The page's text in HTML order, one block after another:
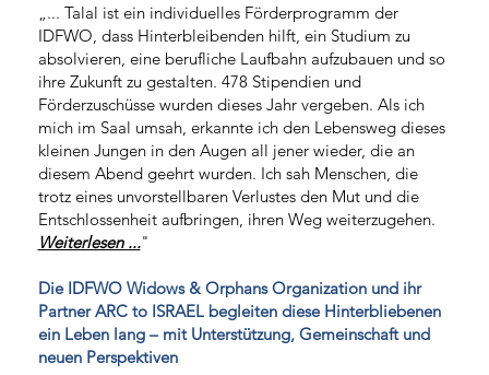
„... Talal ist ein individuelles Förderprogramm der
IDFWO, dass Hinterbleibenden hilft, ein Studium zu
absolvieren, eine berufliche Laufbahn aufzubauen und so
ihre Zukunft zu gestalten. 478 Stipendien und
Förderzuschüsse wurden dieses Jahr vergeben. Als ich
mich im Saal umsah, erkannte ich den Lebensweg dieses
kleinen Jungen in den Augen all jener wieder, die an
diesem Abend geehrt wurden. Ich sah Menschen, die
trotz eines unvorstellbaren Verlustes den Mut und die
Entschlossenheit aufbringen, ihren Weg weiterzugehen.
Weiterlesen ..."
Die IDFWO Widows & Orphans Organization und ihr
Partner ARC to ISRAEL begleiten diese Hinterbliebenen
ein Leben lang – mit Unterstützung, Gemeinschaft und
neuen Perspektiven